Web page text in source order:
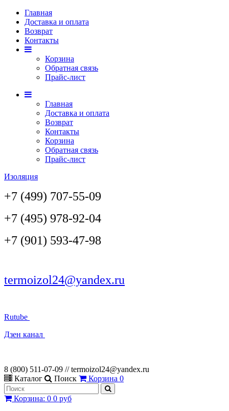
Главная
Доставка и оплата
Возврат
Контакты
Корзина
Обратная связь
Прайс-лист
Главная
Доставка и оплата
Возврат
Контакты
Корзина
Обратная связь
Прайс-лист
Изоляция
+7 (499) 707-55-09
+7 (495) 978-92-04
+7 (901) 593-47-98
termoizol24@yandex.ru
Rutube
Дзен канал
8 (800) 511-07-09 // termoizol24@yandex.ru
Каталог
Поиск Корзина 0
Корзина: 0 0 руб